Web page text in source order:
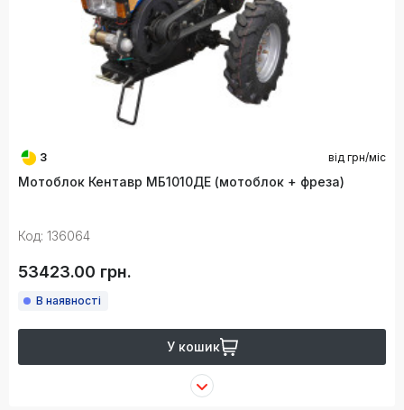
3 від грн/міс
Мотоблок Кентавр МБ1010ДЕ (мотоблок + фреза)
Код: 136064
53423.00 грн.
В наявності
У кошик